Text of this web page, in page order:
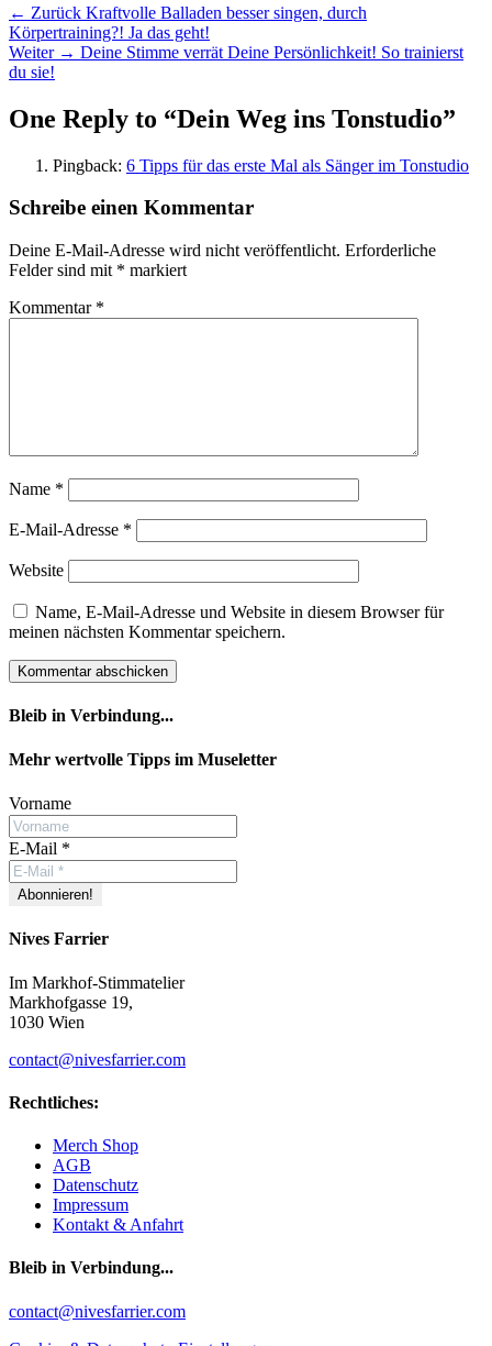
Beitragsnavigation
← Zurück Vorheriger
Beitrag:
Kraftvolle Balladen besser singen, durch
Körpertraining?! Ja das geht!
Weiter → Nächster
Deine Stimme verrät Deine Persönlichkeit! So trainierst
du sie!
One Reply to “Dein Weg ins Tonstudio”
Pingback: 6 Tipps für das erste Mal als Sänger im Tonstudio
Schreibe einen Kommentar
Deine E-Mail-Adresse wird nicht veröffentlicht. Erforderliche
Felder sind mit * markiert
Kommentar *
Name *
E-Mail-Adresse *
Website
Name, E-Mail-Adresse und Website in diesem Browser für
meinen nächsten Kommentar speichern.
Bleib in Verbindung...
Facebook
YouTube
Instagram
Mehr wertvolle Tipps im Museletter
Vorname
E-Mail *
Nives Farrier
Im Markhof-Stimmatelier
Markhofgasse 19,
1030 Wien
contact@nivesfarrier.com
Rechtliches:
Merch Shop
AGB
Datenschutz
Impressum
Kontakt & Anfahrt
Bleib in Verbindung...
Facebook
YouTube
Instagram
contact@nivesfarrier.com